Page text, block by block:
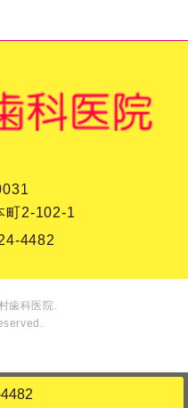
町2-102-1
4482
歯科医院.